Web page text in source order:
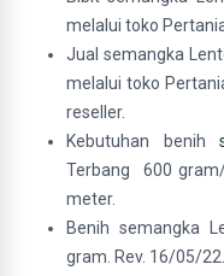
melalui toko
Jual semangka
melalui toko
reseller.
Kebutuhan benih
Terbang 600
meter.
Benih semangka
gram. Rev. 16/05/22.